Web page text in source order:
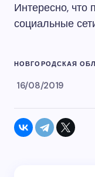
Интересно, что
социальные
НОВГОРОДСКАЯ
16/08/2019